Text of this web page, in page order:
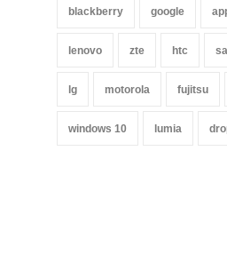
blackberry google
lenovo zte htc
lg motorola fujitsu
windows 10 lumia